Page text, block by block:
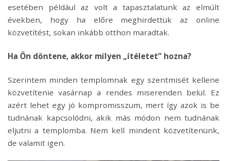
esetében például az volt a tapasztalatunk az elmúlt
években, hogy ha előre meghirdettük az online
közvetítést, sokan inkább otthon maradtak.
Ha Ön döntene, akkor milyen „ítéletet” hozna?
Szerintem minden templomnak egy szentmisét kellene
közvetítenie vasárnap a rendes miserenden belül. Ez
azért lehet egy jó kompromisszum, mert így azok is be
tudnának kapcsolódni, akik más módon nem tudnának
eljutni a templomba. Nem kell mindent közvetítenünk,
de valamit igen.